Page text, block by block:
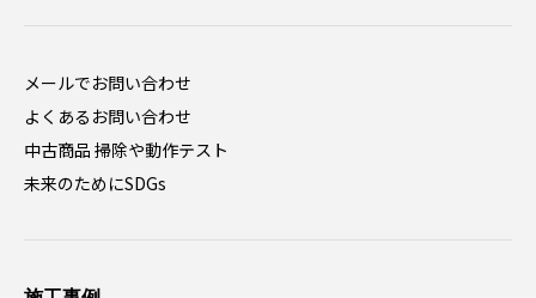
メールでお問い合わせ
よくあるお問い合わせ
中古商品 掃除や動作テスト
未来のためにSDGs